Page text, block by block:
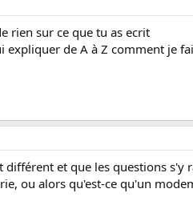
rien sur ce que tu as ecrit
de A à Z comment je
et que les questions
ou alors qu'est-ce qu'un